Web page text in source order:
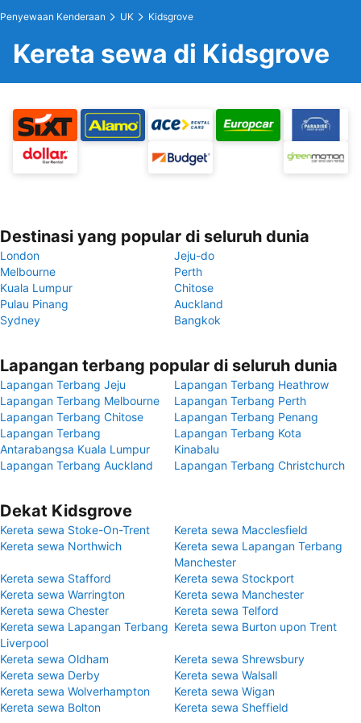
Penyewaan Kenderaan UK Kidsgrove
Kereta sewa di Kidsgrove
Destinasi yang popular di seluruh dunia
London
Jeju-do
Melbourne
Perth
Kuala Lumpur
Chitose
Pulau Pinang
Auckland
Sydney
Bangkok
Lapangan terbang popular di seluruh dunia
Lapangan Terbang Jeju
Lapangan Terbang Heathrow
Lapangan Terbang Melbourne
Lapangan Terbang Perth
Lapangan Terbang Chitose
Lapangan Terbang Penang
Lapangan Terbang
Antarabangsa Kuala Lumpur
Lapangan Terbang Kota
Kinabalu
Lapangan Terbang Auckland
Lapangan Terbang Christchurch
Dekat Kidsgrove
Kereta sewa Stoke-On-Trent
Kereta sewa Macclesfield
Kereta sewa Northwich
Kereta sewa Lapangan Terbang
Manchester
Kereta sewa Stafford
Kereta sewa Stockport
Kereta sewa Warrington
Kereta sewa Manchester
Kereta sewa Chester
Kereta sewa Telford
Kereta sewa Lapangan Terbang
Liverpool
Kereta sewa Burton upon Trent
Kereta sewa Oldham
Kereta sewa Shrewsbury
Kereta sewa Derby
Kereta sewa Walsall
Kereta sewa Wolverhampton
Kereta sewa Wigan
Kereta sewa Bolton
Kereta sewa Sheffield